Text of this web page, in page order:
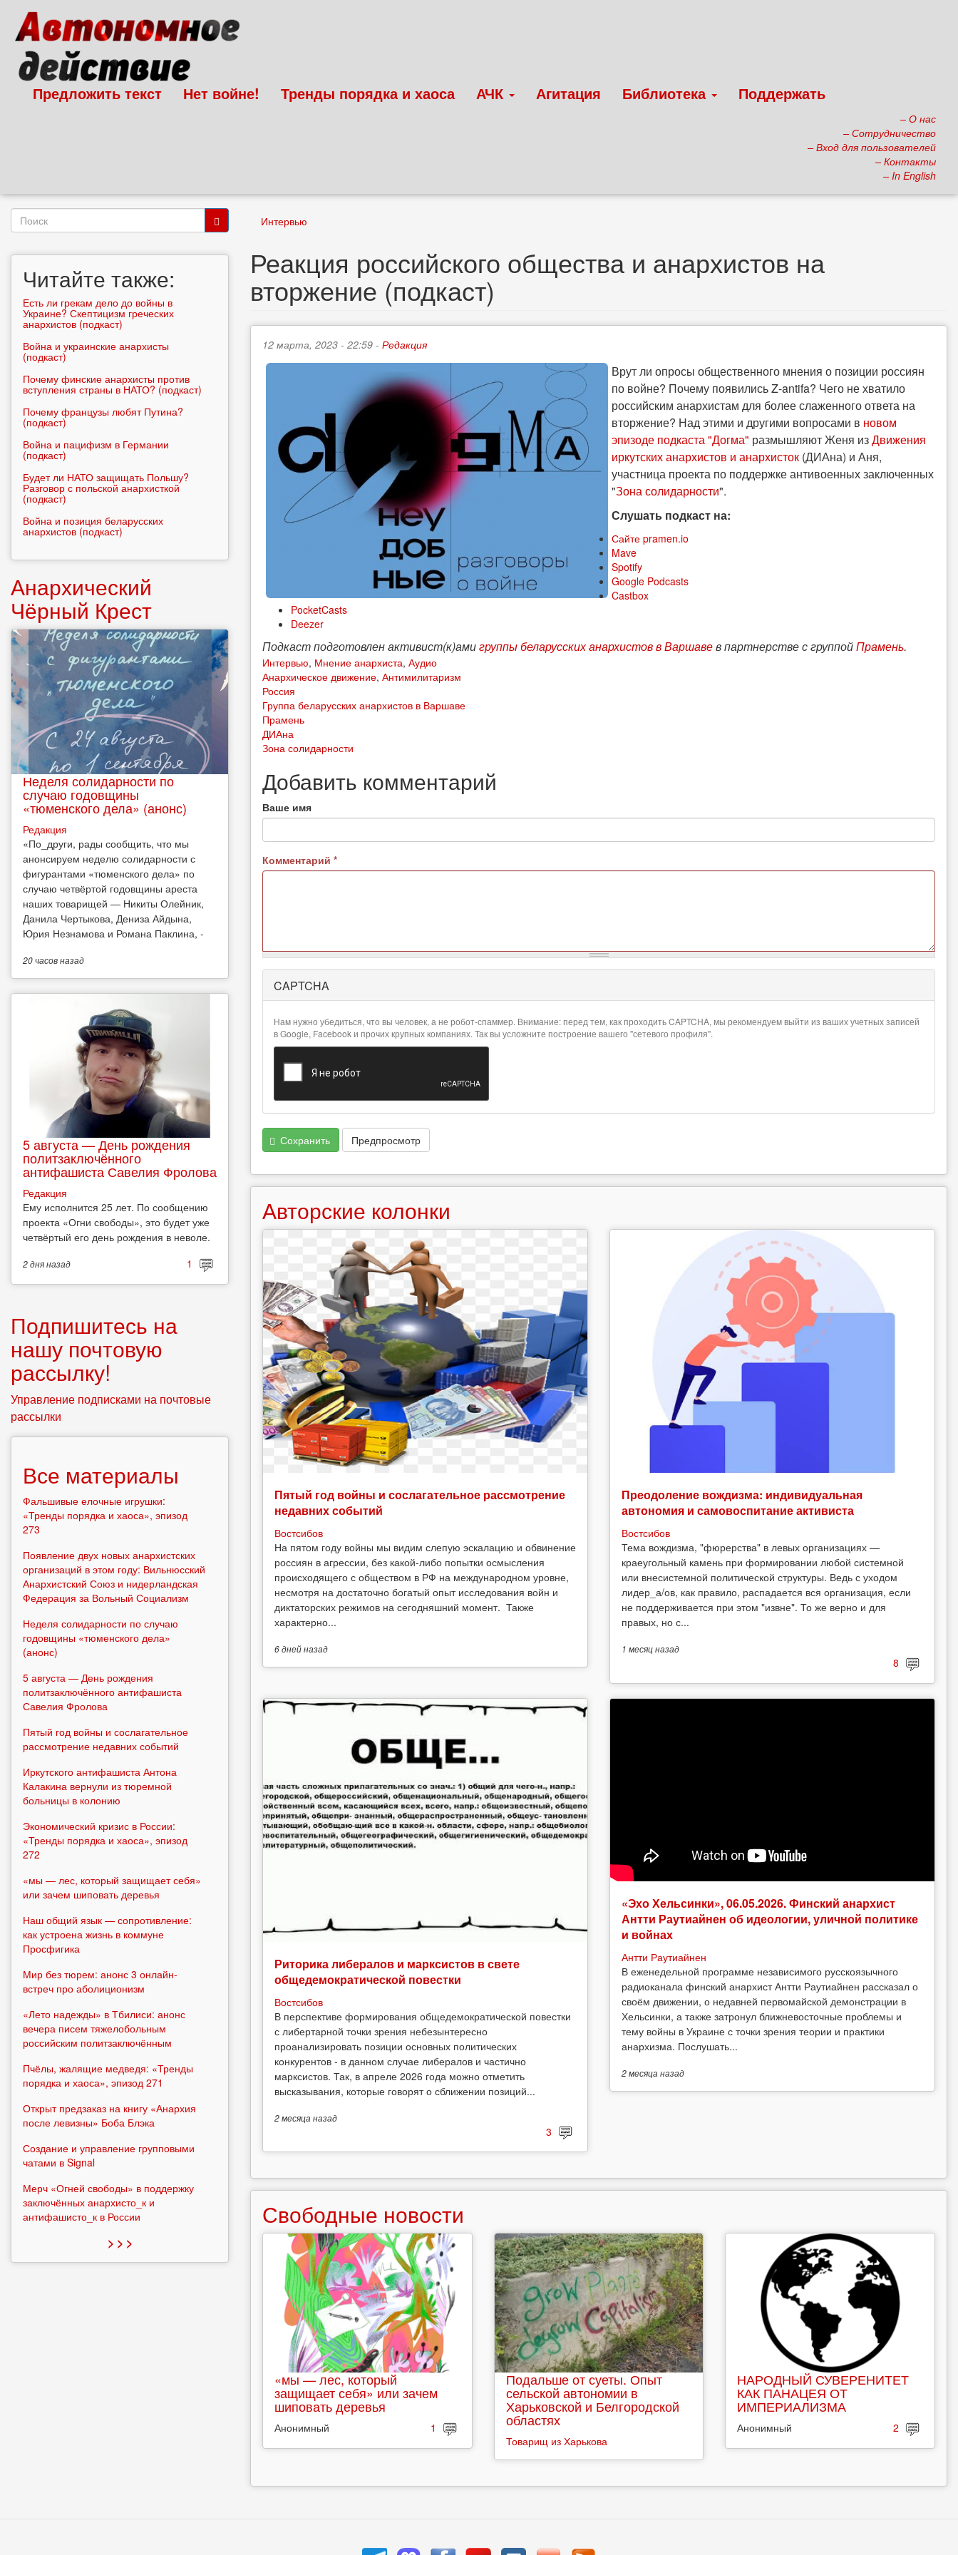
основному
содержанию
Предложить текст Нет войне! Тренды порядка и хаоса АЧК Агитация Библиотека Поддержать
– О нас
– Сотрудничество
– Вход для пользователей
– Контакты
– In English
Интервью
Реакция российского общества и анархистов на
вторжение (подкаст)
12 марта, 2023 - 22:59 - Редакция
Врут ли опросы общественного мнения о позиции россиян
по войне? Почему появились Z-antifa? Чего не хватило
российским анархистам для более слаженного ответа на
вторжение? Над этими и другими вопросами в новом
эпизоде подкаста "Догма" размышляют Женя изДвижения
иркутских анархистов и анархисток (ДИАна) и Аня,
участница проекта по поддержке антивоенных заключенных
"Зона солидарности".
Слушать подкаст на:
Сайте pramen.io
Mave
Spotify
Google Podcasts
Castbox
PocketCasts
Deezer
Подкаст подготовлен активист(к)амигруппы беларусских анархистов в Варшавев партнерстве с группойПрамень.
Интервью, Мнение анархиста, Аудио
Анархическое движение, Антимилитаризм
Россия
Группа беларусских анархистов в Варшаве
Прамень
ДИАна
Зона солидарности
Добавить комментарий
Ваше имя
Комментарий *
Более
информация
CAPTCHA
Нам нужно убедиться, что вы человек, а не робот-спаммер. Внимание: перед тем, как проходить CAPTCHA, мы рекомендуем выйти из ваших учетных записей
в Google, Facebook и прочих крупных компаниях. Так вы усложните построение вашего "сетевого профиля".
Сохранить Предпросмотр
Авторские колонки
Пятый год войны и сослагательное рассмотрение
недавних событий
Востсибов
На пятом году войны мы видим слепую эскалацию и обвинение
россиян в агрессии, без какой-либо попытки осмысления
происходящего с обществом в РФ на международном уровне,
несмотря на достаточно богатый опыт исследования войн и
диктаторских режимов на сегодняшний момент. Также
характерно...
6 днейназад
Преодоление вождизма: индивидуальная
автономия и самовоспитание активиста
Востсибов
Тема вождизма, "фюрерства" в левых организациях —
краеугольный камень при формировании любой системной
или внесистемной политической структуры. Ведь с уходом
лидер_а/ов, как правило, распадается вся организация, если
не поддерживается при этом "извне". То же верно и для
правых, но с...
1 месяцназад
8
Риторика либералов и марксистов в свете
общедемократической повестки
Востсибов
В перспективе формирования общедемократической повестки
с либертарной точки зрения небезынтересно
проанализировать позиции основных политических
конкурентов - в данном случае либералов и частично
марксистов. Так, в апреле 2026 года можно отметить
высказывания, которые говорят о сближении позиций...
2 месяца назад
3
«Эхо Хельсинки», 06.05.2026. Финский анархист
Антти Раутиайнен об идеологии, уличной политике
и войнах
Антти Раутиайнен
В еженедельной программе независимого русскоязычного
радиоканала финский анархист Антти Раутиайнен рассказал о
своём движении, о недавней первомайской демонстрации в
Хельсинки, а также затронул ближневосточные проблемы и
тему войны в Украине с точки зрения теории и практики
анархизма. Послушать...
2 месяца назад
Свободные новости
«мы — лес, который
защищает себя» или зачем
шиповать деревья
Анонимный 1
Подальше от суеты. Опыт
сельской автономии в
Харьковской и Белгородской
областях
Товарищ из Харькова
НАРОДНЫЙ СУВЕРЕНИТЕТ
КАК ПАНАЦЕЯ ОТ
ИМПЕРИАЛИЗМА
Анонимный 2
Форма
Читайте также:
Есть ли грекам дело до войны в
Украине? Скептицизм греческих
анархистов (подкаст)
Война и украинские анархисты
(подкаст)
Почему финские анархисты против
вступления страны в НАТО? (подкаст)
Почему французы любят Путина?
(подкаст)
Война и пацифизм в Германии
(подкаст)
Будет ли НАТО защищать Польшу?
Разговор с польской анархисткой
(подкаст)
Война и позиция беларусских
анархистов (подкаст)
Анархический
Чёрный Крест
Неделя солидарности по
случаю годовщины
«тюменского дела» (анонс)
Редакция
​«По_други, рады сообщить, что мы
анонсируем неделю солидарности с
фигурантами «тюменского дела» по
случаю четвёртой годовщины ареста
наших товарищей — Никиты Олейник,
Данила Чертыкова, Дениза Айдына,
Юрия Незнамова и Романа Паклина, -
20 часовназад
5 августа — День рождения
политзаключённого
антифашиста Савелия Фролова
Редакция
Ему исполнится 25 лет. По сообщению
проекта «Огни свободы», это будет уже
четвёртый его день рождения в неволе.
2 дняназад 1
Подпишитесь на
нашу почтовую
рассылку!
Управление подписками на почтовые
рассылки
Все материалы
Фальшивые елочные игрушки:
«Тренды порядка и хаоса», эпизод
273
Появление двух новых анархистских
организаций в этом году: Вильнюсский
Анархистский Союз и нидерландская
Федерация за Вольный Социализм
Неделя солидарности по случаю
годовщины «тюменского дела»
(анонс)
5 августа — День рождения
политзаключённого антифашиста
Савелия Фролова
Пятый год войны и сослагательное
рассмотрение недавних событий
Иркутского антифашиста Антона
Калакина вернули из тюремной
больницы в колонию
Экономический кризис в России:
«Тренды порядка и хаоса», эпизод
272
«мы — лес, который защищает себя»
или зачем шиповать деревья
Наш общий язык — сопротивление:
как устроена жизнь в коммуне
Просфигика
Мир без тюрем: анонс 3 онлайн-
встреч про аболиционизм
«Лето надежды» в Тбилиси: анонс
вечера писем тяжелобольным
российским политзаключённым
Пчёлы, жалящие медведя: «Тренды
порядка и хаоса», эпизод 271
Открыт предзаказ на книгу «Анархия
после левизны» Боба Блэка
Создание и управление групповыми
чатами в Signal
Мерч «Огней свободы» в поддержку
заключённых анархисто_к и
антифашисто_к в России
> > >